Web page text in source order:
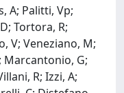
A; Palitti, Vp;
Tortora, R;
V; Veneziano, M;
Marcantonio, G;
R; Izzi, A;